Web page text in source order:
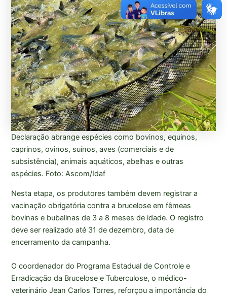
Declaração abrange espécies como bovinos, equinos,
caprinos, ovinos, suínos, aves (comerciais e de
subsistência), animais aquáticos, abelhas e outras
espécies. Foto: Ascom/Idaf
Nesta etapa, os produtores também devem registrar a
vacinação obrigatória contra a brucelose em fêmeas
bovinas e bubalinas de 3 a 8 meses de idade. O registro
deve ser realizado até 31 de dezembro, data de
encerramento da campanha.
O coordenador do Programa Estadual de Controle e
Erradicação da Brucelose e Tuberculose, o médico-
veterinário Jean Carlos Torres, reforçou a importância do